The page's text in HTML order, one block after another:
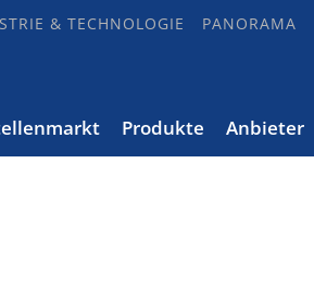
& TECHNOLOGIE PANORAMA
Produkte Anbieter